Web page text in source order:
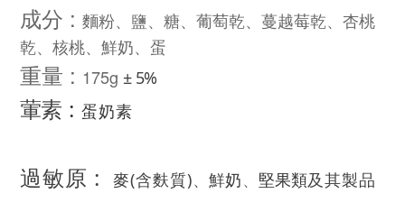
成分 : 麵粉、鹽、糖、葡萄乾、 蔓越莓乾、杏桃
乾、核桃、鮮奶、蛋
重量 : 175g ± 5%
葷素 : 蛋奶素
過敏原 : 麥(含麩質)、 鮮奶 、 堅果類及其製品